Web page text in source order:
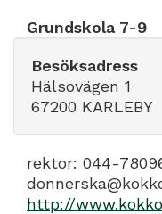
Grundskola 7-9
Besöksadress
Hälsovägen 1
67200 KARLEBY
rektor: 044-
http://